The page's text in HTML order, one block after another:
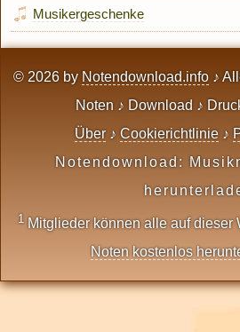
Musikergeschenke
© 2026 by Notendownload.info ♪
Noten ♪ Download ♪
Über ♪ Cookierichtlinie ♪
Notendownload:
1 Mitglieder können alle auf dieser
Noten kostenlos